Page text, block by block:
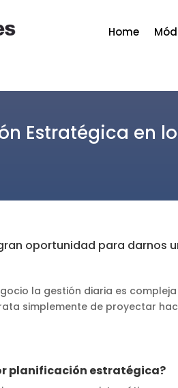
Home
Estratégica en
oportunidad para darnos
la gestión diaria es
simplemente de proyectar
planificación estratégica?